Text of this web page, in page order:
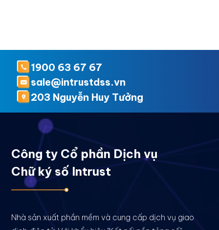
1900 63 67 67
sale@intrustdss.vn
203 Nguyễn Huy Tưởng
Công ty Cổ phần Dịch vụ
Chữ ký số Intrust
Nhà sản xuất phần mềm và cung cấp dịch vụ giao